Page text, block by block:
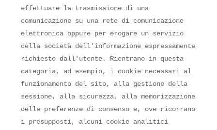
effettuare la trasmissione di una
comunicazione su una rete di comunicazione
elettronica oppure per erogare un servizio
della società dell'informazione espressamente
richiesto dall'utente. Rientrano in questa
categoria, ad esempio, i cookie necessari al
funzionamento del sito, alla gestione della
sessione, alla sicurezza, alla memorizzazione
delle preferenze di consenso e, ove ricorrano
i presupposti, alcuni cookie analitici